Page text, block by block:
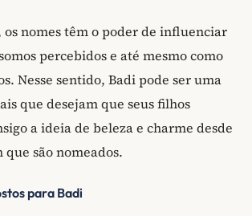
nomes têm o poder de influenciar
percebidos e até mesmo como
Nesse sentido, Badi pode ser uma
que desejam que seus filhos
a ideia de beleza e charme desde
são nomeados.
para Badi